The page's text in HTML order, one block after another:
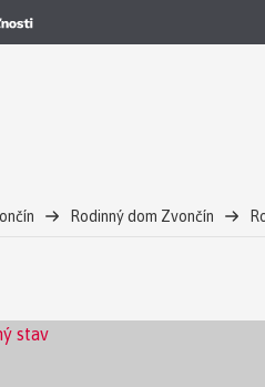
Rodinný dom Zvončín